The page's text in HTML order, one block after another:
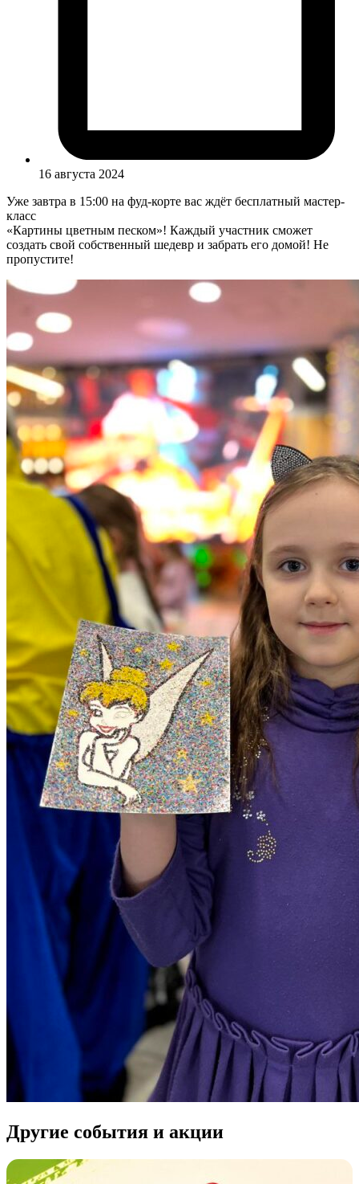
16 августа 2024
Уже завтра в 15:00 на фуд-корте вас ждёт бесплатный мастер-
класс
«Картины цветным песком»! Каждый участник сможет
создать свой собственный шедевр и забрать его домой! Не
пропустите!
Другие события и акции